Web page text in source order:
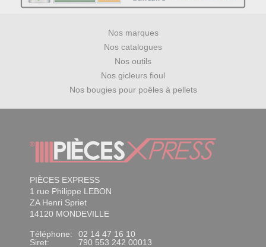
Nos marques
Nos catalogues
Nos outils
Nos gicleurs fioul
Nos bougies pour poêles à pellets
PIÈCES EXPRESS
1 rue Philippe LEBON
ZA Henri Spriet
14120 MONDEVILLE
Téléphone:
02 14 47 16 10
Siret:
790 553 242 00013